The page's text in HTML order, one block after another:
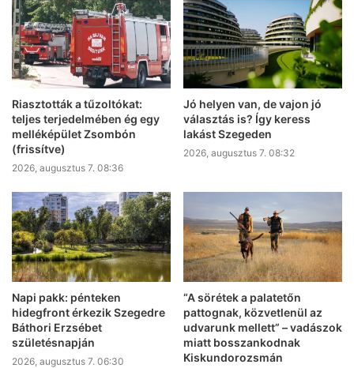
Riasztották a tűzoltókat:
teljes terjedelmében ég egy
melléképület Zsombón
(frissítve)
2026, augusztus 7. 08:36
Jó helyen van, de vajon jó
választás is? Így keress
lakást Szegeden
2026, augusztus 7. 08:32
Napi pakk: pénteken
hidegfront érkezik Szegedre
Báthori Erzsébet
születésnapján
2026, augusztus 7. 06:30
“A sörétek a palatetőn
pattognak, közvetlenül az
udvarunk mellett” – vadászok
miatt bosszankodnak
Kiskundorozsmán